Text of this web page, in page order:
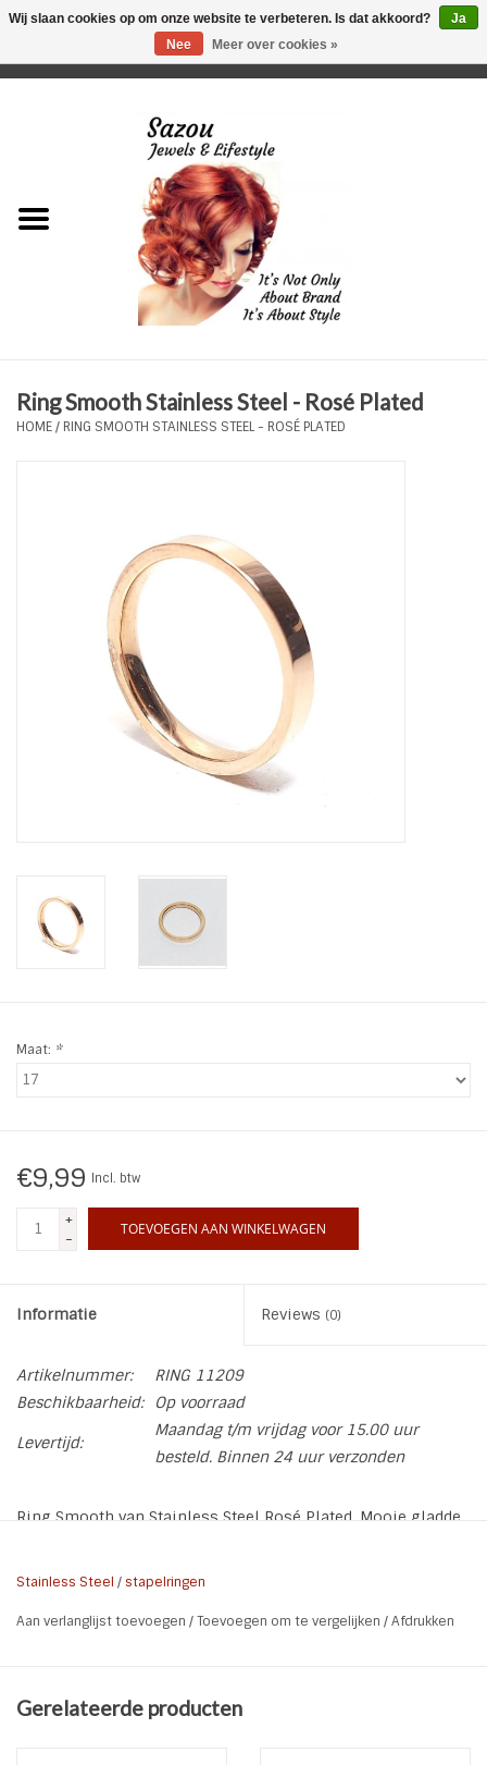
Just for Him
Plus Size Sieraden
Haaraccesoires
Zonnebrillen
Ohlala Jewels
LIFESTYLE PRODUCTEN
SALE
Ring Smooth Stainless Steel - Rosé Plated
HOME/ RING SMOOTH STAINLESS STEEL - ROSÉ PLATED
Maat: *
€9,99 Incl. btw
+
-
TOEVOEGEN AAN WINKELWAGEN
Informatie Reviews (0)
Artikelnummer:
RING 11209
Beschikbaarheid:
Op voorraad
Levertijd:
Maandag t/m vrijdag voor 15.00 uur
besteld. Binnen 24 uur verzonden
Ring Smooth van Stainless Steel Rosé Plated. Mooie gladde
een set.
* Materiaal: Stainless Steel Rose Plated
Stainless Steel /stapelringen
Aan verlanglijst toevoegen /Toevoegen om te vergelijken /Afdrukken
Gerelateerde producten
Wij slaan cookies op om onze website te verbeteren. Is dat akkoord?
Ja
Nee
Meer over cookies »